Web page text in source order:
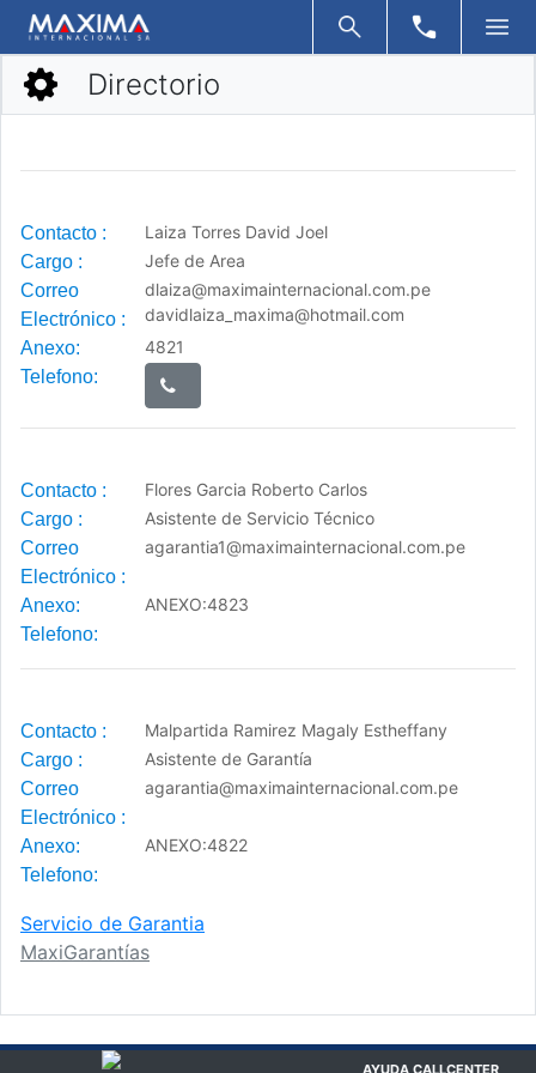
Directorio
Contacto :
Laiza Torres David Joel
Cargo :
Jefe de Area
Correo
Electrónico :
dlaiza@maximainternacional.com.pe
davidlaiza_maxima@hotmail.com
Anexo:
4821
Telefono:
Contacto :
Flores Garcia Roberto Carlos
Cargo :
Asistente de Servicio Técnico
Correo
Electrónico :
agarantia1@maximainternacional.com.pe
Anexo:
ANEXO:4823
Telefono:
Contacto :
Malpartida Ramirez Magaly Estheffany
Cargo :
Asistente de Garantía
Correo
Electrónico :
agarantia@maximainternacional.com.pe
Anexo:
ANEXO:4822
Telefono:
Servicio de Garantia
MaxiGarantías
AYUDA CALLCENTER